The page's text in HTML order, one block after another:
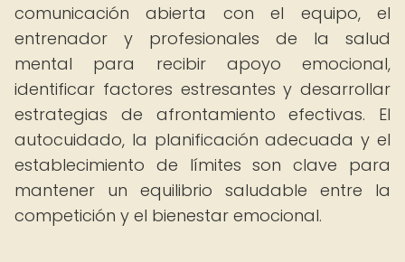
comunicación abierta con el equipo, el
entrenador y profesionales de la salud
mental para recibir apoyo emocional,
identificar factores estresantes y desarrollar
estrategias de afrontamiento efectivas. El
autocuidado, la planificación adecuada y el
establecimiento de límites son clave para
mantener un equilibrio saludable entre la
competición y el bienestar emocional.